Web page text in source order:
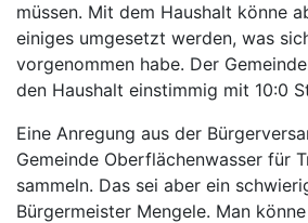
müssen. Mit dem Haushalt könne
einiges umgesetzt werden, was
vorgenommen habe. Der
den Haushalt einstimmig mit 10:0
Eine Anregung aus der
Gemeinde Oberflächenwasser für
sammeln. Das sei aber ein
Bürgermeister Mengele. Man